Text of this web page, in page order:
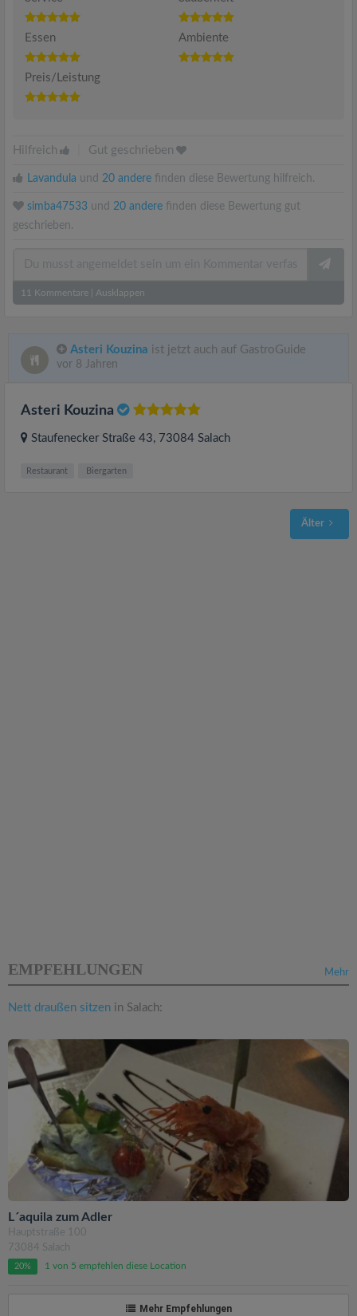
Essen Ambiente
Preis/Leistung
Hilfreich Gut geschrieben
Lavandula und 20 andere finden diese Bewertung hilfreich.
simba47533 und 20 andere finden diese Bewertung gut
geschrieben.
11 Kommentare Ausklappen
Asteri Kouzina ist jetzt auch auf GastroGuide
vor 8 Jahren
Asteri Kouzina
Staufenecker Straße 43, 73084 Salach
Restaurant Biergarten
Älter
Mehr
EMPFEHLUNGEN
Nett draußen sitzen in Salach:
L´aquila zum Adler
Hauptstraße 100
73084 Salach
20% 1 von 5 empfehlen diese Location
Mehr Empfehlungen